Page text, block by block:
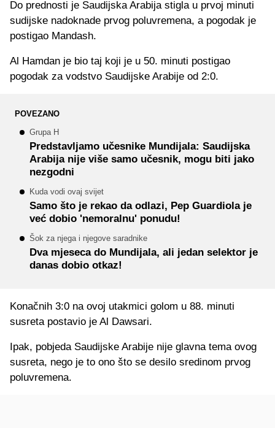
Do prednosti je Saudijska Arabija stigla u prvoj minuti
sudijske nadoknade prvog poluvremena, a pogodak je
postigao Mandash.
Al Hamdan je bio taj koji je u 50. minuti postigao
pogodak za vodstvo Saudijske Arabije od 2:0.
POVEZANO
Grupa H
Predstavljamo učesnike Mundijala: Saudijska
Arabija nije više samo učesnik, mogu biti jako
nezgodni
Kuda vodi ovaj svijet
Samo što je rekao da odlazi, Pep Guardiola je
već dobio 'nemoralnu' ponudu!
Šok za njega i njegove saradnike
Dva mjeseca do Mundijala, ali jedan selektor je
danas dobio otkaz!
Konačnih 3:0 na ovoj utakmici golom u 88. minuti
susreta postavio je Al Dawsari.
Ipak, pobjeda Saudijske Arabije nije glavna tema ovog
susreta, nego je to ono što se desilo sredinom prvog
poluvremena.